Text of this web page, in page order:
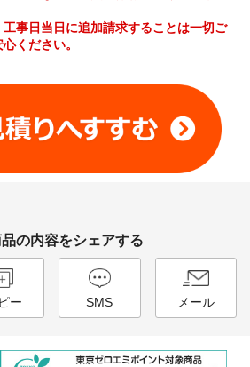
事日当日に追加請求することは一切ご
ください。
の内容をシェアする
ー SMS メール